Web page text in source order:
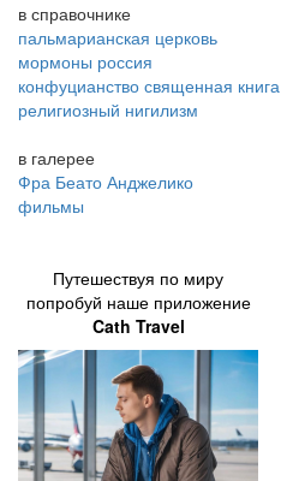
в справочнике
пальмарианская церковь
мормоны россия
конфуцианство священная книга
религиозный нигилизм
в галерее
Фра Беато Анджелико
фильмы
Путешествуя по миру
попробуй наше приложение
Cath Travel